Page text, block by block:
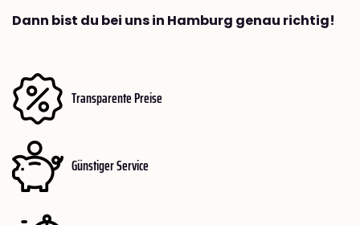
Dann bist du bei uns in Hamburg genau richtig!
Transparente Preise
Günstiger Service